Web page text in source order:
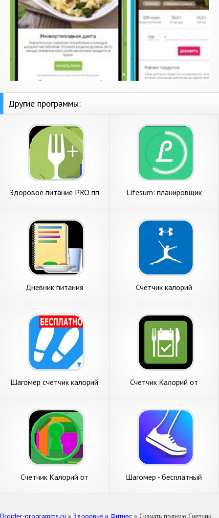
Другие программы:
Здоровое питание PRO пп
Lifesum: планировщик
Дневник питания Счетчик калорий
Шагомер счетчик калорий
Счетчик Калорий от
Счетчик Калорий от
Шагомер - бесплатный
Droider-programms.ru » Здоровье и Фитнес » Скачать полную Счетчик